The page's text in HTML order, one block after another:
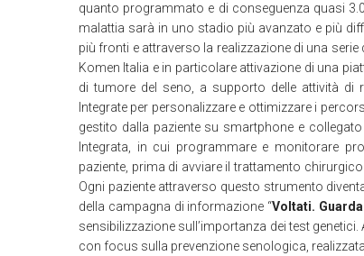
quanto programmato e di conseguenza quasi
malattia sarà in uno stadio più avanzato e più
più fronti e attraverso la realizzazione di una
Komen Italia e in particolare attivazione di una
di tumore del seno, a supporto delle attività di
Integrate per personalizzare e ottimizzare i
gestito dalla paziente su smartphone e
Integrata, in cui programmare e monitorare
paziente, prima di avviare il trattamento
Ogni paziente attraverso questo strumento
della campagna di informazione “Voltati.
sensibilizzazione sull’importanza dei test
con focus sulla prevenzione senologica,